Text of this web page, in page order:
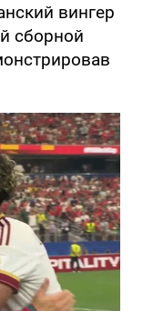
вингер
сборной